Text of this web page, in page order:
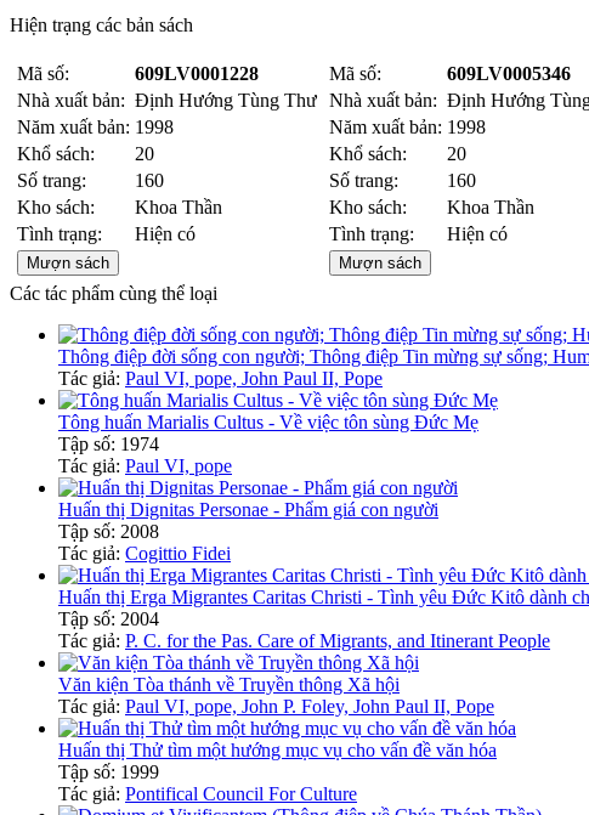
Hiện trạng các bản sách
Mã số:
609LV0001228
Nhà xuất bản: Định Hướng Tùng Thư
Năm xuất bản: 1998
Khổ sách:
20
Số trang:
160
Kho sách:
Khoa Thần
Tình trạng:
Hiện có
Mượn sách
Mã số:
609LV0005346
Nhà xuất bản: Định Hướng
Năm xuất bản: 1998
Khổ sách:
20
Số trang:
160
Kho sách:
Khoa Thần
Tình trạng:
Hiện có
Mượn sách
Các tác phẩm cùng thể loại
Thông điệp đời sống con người; Thông điệp Tin mừng sự sống;
Tác giả: Paul VI, pope, John Paul II, Pope
Tông huấn Marialis Cultus - Về việc tôn sùng Đức Mẹ
Tập số: 1974
Tác giả: Paul VI, pope
Huấn thị Dignitas Personae - Phẩm giá con người
Tập số: 2008
Tác giả: Cogittio Fidei
Huấn thị Erga Migrantes Caritas Christi - Tình yêu Đức Kitô dành
Tập số: 2004
Tác giả: P. C. for the Pas. Care of Migrants, and Itinerant People
Văn kiện Tòa thánh về Truyền thông Xã hội
Tác giả: Paul VI, pope, John P. Foley, John Paul II, Pope
Huấn thị Thử tìm một hướng mục vụ cho vấn đề văn hóa
Tập số: 1999
Tác giả: Pontifical Council For Culture